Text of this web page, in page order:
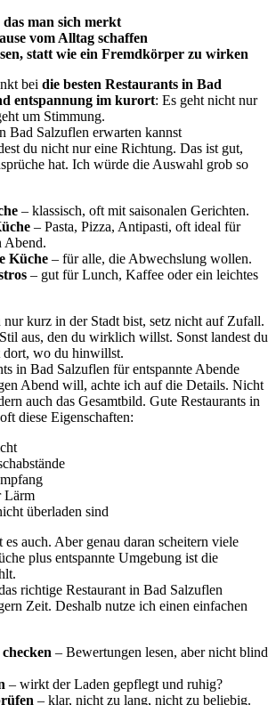
das man sich merkt
vom Alltag schaffen
statt wie ein Fremdkörper zu wirken
bei die besten Restaurants in Bad
entspannung im kurort: Es geht nicht nur
um Stimmung.
Bad Salzuflen erwarten kannst
du nicht nur eine Richtung. Das ist gut,
hat. Ich würde die Auswahl grob so
– klassisch, oft mit saisonalen Gerichten.
– Pasta, Pizza, Antipasti, oft ideal für
Abend.
Küche – für alle, die Abwechslung wollen.
– gut für Lunch, Kaffee oder ein leichtes
kurz in der Stadt bist, setz nicht auf Zufall.
aus, den du wirklich willst. Sonst landest du
dort, wo du hinwillst.
in Bad Salzuflen für entspannte Abende
Abend will, achte ich auf die Details. Nicht
auch das Gesamtbild. Gute Restaurants in
diese Eigenschaften:
Lärm
überladen sind
auch. Aber genau daran scheitern viele
plus entspannte Umgebung ist die
richtige Restaurant in Bad Salzuflen
Zeit. Deshalb nutze ich einen einfachen
– Bewertungen lesen, aber nicht blind
– wirkt der Laden gepflegt und ruhig?
– klar, nicht zu lang, nicht zu beliebig.